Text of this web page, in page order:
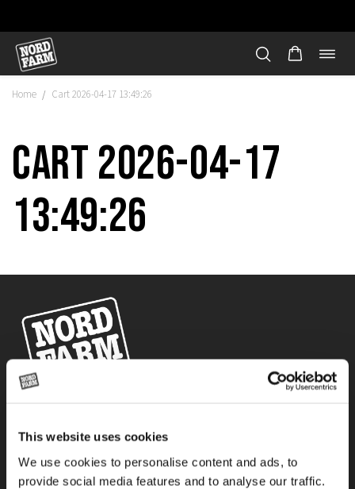
This website uses cookies
We use cookies to personalise content and ads, to
provide social media features and to analyse our traffic.
Hoppa
innehåll
Home / Cart 2026-04-17 13:49:26
Cart 2026-04-17
13:49:26
gäller inte vid köp av enskild produkt, till exempel
reservdel. Kontakta din lokala återförsäljare för aktuella priser.